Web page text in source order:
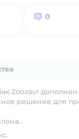
Вопросов:
0
Zoozavr
решение для